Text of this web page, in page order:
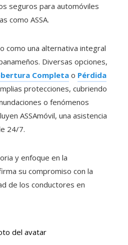
seguros para automóviles
como ASSA.
como una alternativa integral
Diversas opciones,
Completa o Pérdida
protecciones, cubriendo
o fenómenos
ASSAmóvil, una asistencia
24/7.
y enfoque en la
su compromiso con la
de los conductores en